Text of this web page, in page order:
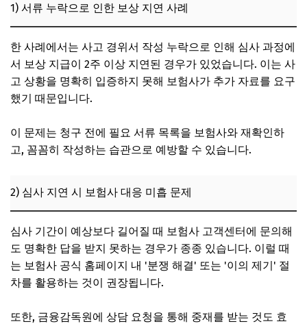
1) 서류 누락으로 인한 보상 지연 사례
한 사례에서는 사고 경위서 작성 누락으로 인해 심사 과정에
서 보상 지급이 2주 이상 지연된 경우가 있었습니다. 이는 사
고 상황을 명확히 입증하지 못해 보험사가 추가 자료를 요구
했기 때문입니다.
이 문제는 청구 전에 필요 서류 목록을 보험사와 재확인하
고, 꼼꼼히 작성하는 습관으로 예방할 수 있습니다.
2) 심사 지연 시 보험사 대응 미흡 문제
심사 기간이 예상보다 길어질 때 보험사 고객센터에 문의해
도 명확한 답을 받지 못하는 경우가 종종 있습니다. 이럴 때
는 보험사 공식 홈페이지 내 '분쟁 해결' 또는 '이의 제기' 절
차를 활용하는 것이 권장됩니다.
또한, 금융감독원에 상담 요청을 통해 중재를 받는 것도 효